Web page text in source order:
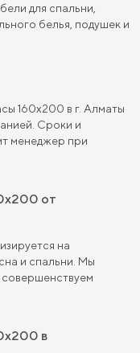
Матрасы в скрутке
для спальни,
белья, подушек и
160х200 в г. Алматы
Сроки и
менеджер при
на
и спальни. Мы